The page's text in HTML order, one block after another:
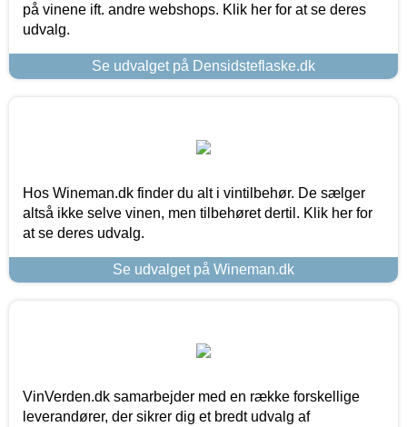
på vinene ift. andre webshops. Klik her for at se deres
udvalg.
Se udvalget på Densidsteflaske.dk
Hos Wineman.dk finder du alt i vintilbehør. De sælger
altså ikke selve vinen, men tilbehøret dertil. Klik her for
at se deres udvalg.
Se udvalget på Wineman.dk
VinVerden.dk samarbejder med en række forskellige
leverandører, der sikrer dig et bredt udvalg af